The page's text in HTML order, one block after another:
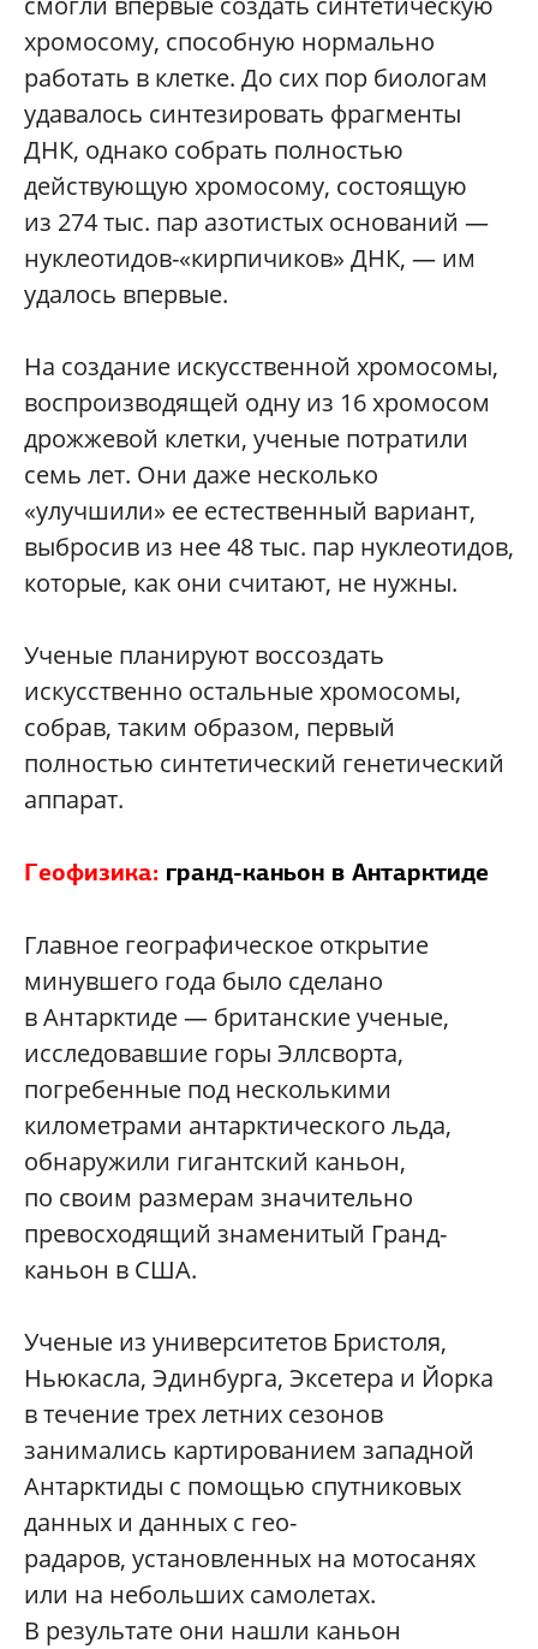
хромосому, способную нормально
работать в клетке. До сих пор биологам
удавалось синтезировать фрагменты
ДНК, однако собрать полностью
действующую хромосому, состоящую
из 274 тыс. пар азотистых оснований —
нуклеотидов-«кирпичиков» ДНК, — им
удалось впервые.
На создание искусственной хромосомы,
воспроизводящей одну из 16 хромосом
дрожжевой клетки, ученые потратили
семь лет. Они даже несколько
«улучшили» ее естественный вариант,
выбросив из нее 48 тыс. пар нуклеотидов,
которые, как они считают, не нужны.
Ученые планируют воссоздать
искусственно остальные хромосомы,
собрав, таким образом, первый
полностью синтетический генетический
аппарат.
Геофизика: гранд-каньон в Антарктиде
Главное географическое открытие
минувшего года было сделано
в Антарктиде — британские ученые,
исследовавшие горы Эллсворта,
погребенные под несколькими
километрами антарктического льда,
обнаружили гигантский каньон,
по своим размерам значительно
превосходящий знаменитый Гранд-
каньон в США.
Ученые из университетов Бристоля,
Ньюкасла, Эдинбурга, Эксетера и Йорка
в течение трех летних сезонов
занимались картированием западной
Антарктиды с помощью спутниковых
данных и данных с гео-
радаров, установленных на мотосанях
или на небольших самолетах.
В результате они нашли каньон